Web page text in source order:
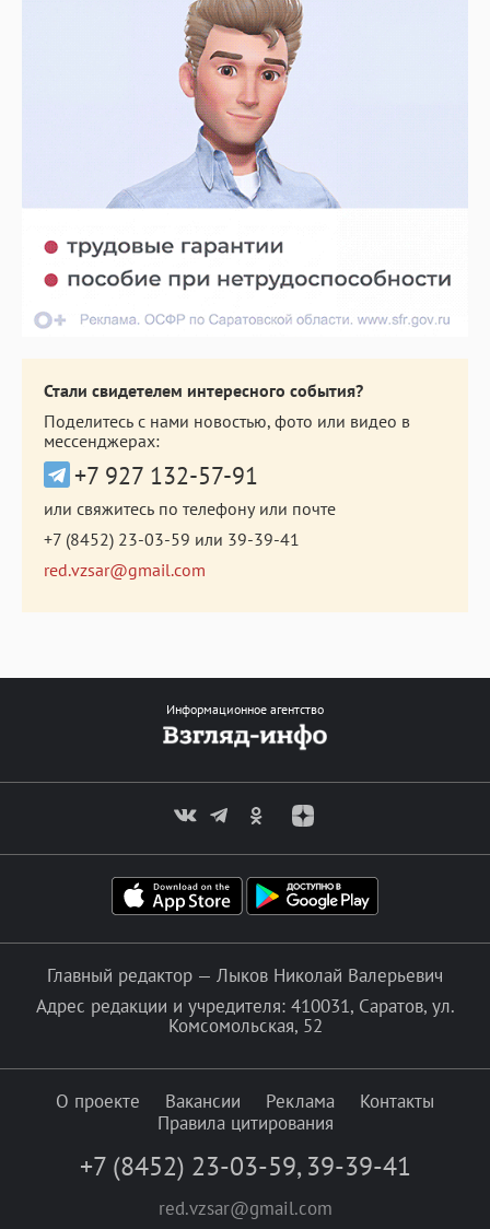
Стали свидетелем интересного события?
Поделитесь с нами новостью, фото или видео в
мессенджерах:
+7 927 132-57-91
или свяжитесь по телефону или почте
+7 (8452) 23-03-59 или 39-39-41
red.vzsar@gmail.com
Информационное агентство
Главный редактор — Лыков Николай Валерьевич
Адрес редакции и учредителя: 410031, Саратов, ул.
Комсомольская, 52
О проекте Вакансии Реклама
Контакты
Правила цитирования
+7 (8452) 23-03-59, 39-39-41
red.vzsar@gmail.com